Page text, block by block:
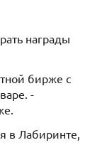
награды
бирже с
-
в Лабиринте,